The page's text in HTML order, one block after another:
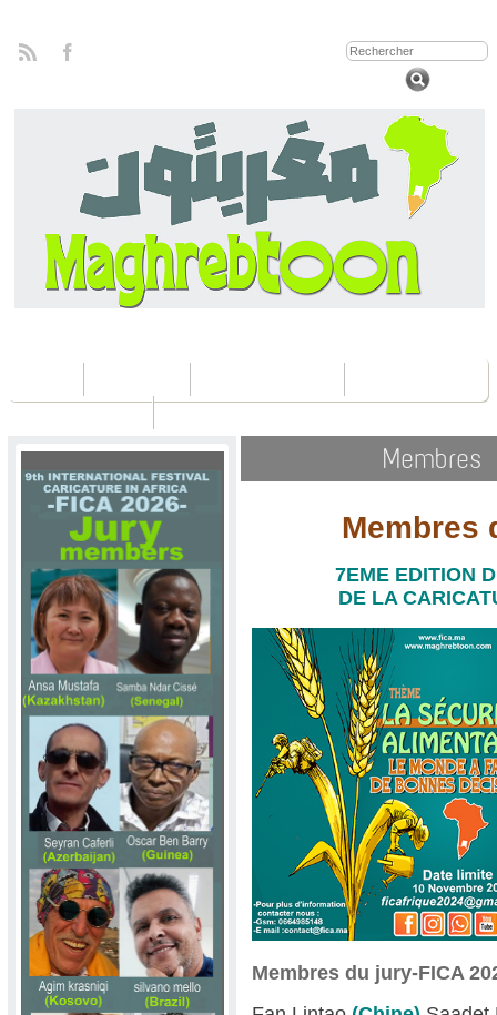
Membres
7EME EDITION
DE LA
Membres du jury-FICA